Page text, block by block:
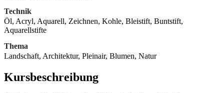
Technik
Öl, Acryl, Aquarell, Zeichnen, Kohle, Bleistift, Buntstift,
Aquarellstifte
Thema
Landschaft, Architektur, Pleinair, Blumen, Natur
Kursbeschreibung